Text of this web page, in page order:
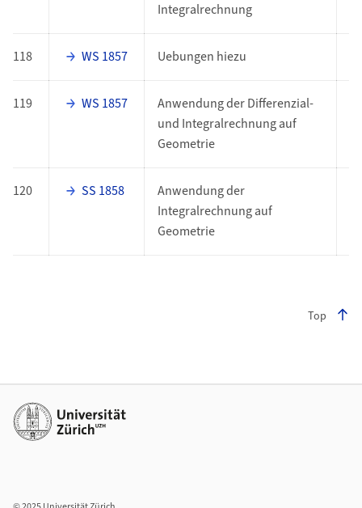
Integralrechnung
118 WS 1857 Uebungen hiezu
119 WS 1857
Anwendung der Differenzial-
und Integralrechnung auf
Geometrie
120 SS 1858
Anwendung der
Integralrechnung auf
Geometrie
Top
Weiterführende Links